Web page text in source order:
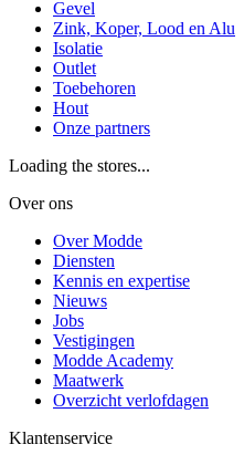
Gevel
Zink, Koper, Lood en Alu
Isolatie
Outlet
Toebehoren
Hout
Onze partners
Loading the stores...
Over ons
Over Modde
Diensten
Kennis en expertise
Nieuws
Jobs
Vestigingen
Modde Academy
Maatwerk
Overzicht verlofdagen
Klantenservice